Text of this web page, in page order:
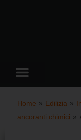
Home » Edilizia »
ancoranti chimici »